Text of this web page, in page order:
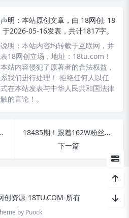
明： 本站原创文章，由 18网创, 18
于2026-05-16发表，共计1817字。
明： 本站内容均转载于互联网，并
18网创立场，地址：18tu.com！
站内容侵犯了原著者的合法权益，
我们进行处理！ 拒绝任何人以任
在本站发表与中华人民共和国法律
的言论！。
与暴力冷启动，0粉也能开启橱窗带货
18485期！跟着162W粉丝博主学思维游戏短视频，新手免露脸不投流速起号
下一篇
创资源-18TU.COM-所有
by Puock